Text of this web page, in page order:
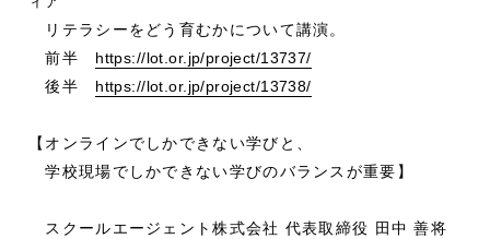
リテラシーをどう育むかについて講演。
前半 https://lot.or.jp/project/13737/
後半 https://lot.or.jp/project/13738/
【オンラインでしかできない学びと、
学校現場でしかできない学びのバランスが重要】
スクールエージェント株式会社 代表取締役 田中 善将